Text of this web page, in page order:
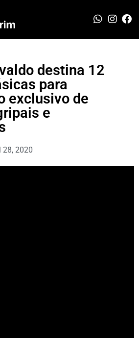
destina 12
para
exclusivo de
e
28, 2020